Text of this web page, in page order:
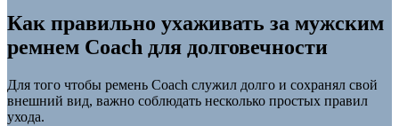
Как правильно ухаживать за мужским
ремнем Coach для долговечности
Для того чтобы ремень Coach служил долго и сохранял свой
внешний вид, важно соблюдать несколько простых правил
ухода.